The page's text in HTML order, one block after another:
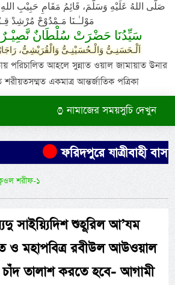
صَلَّى اللهُ عَلَيْهِ وَسَلَّمَ، قَائِمُ مَقَامِ حَبِيْبِ
مَوْلـٰـنَا مَـمْدُوْحْ مُرْشِدْ
سَيِّدُنَا حَضْرَتْ سُلْطَانٌ نَّصِيْـرٌ
اَلْـحَسَنِـىُّ وَالْـحُسَيْنِـىُّ وَالْقُرَيْشِىُّ،
পরিচালিত আহলে সুন্নাত ওয়াল জামায়াত উনার
শরীয়তসম্মত একমাত্র আন্তর্জাতিক পত্রিকা
নামাজের সময়সুচি দেখুন
ফরিদপুরে যাত্রীবাহী বাস
শরীফ-১
সাইয়্যিদিশ শুহূরিল আ’যম
ও মহাপবিত্র রবীউল আউওয়াল
তালাশ করতে হবে- আগামী